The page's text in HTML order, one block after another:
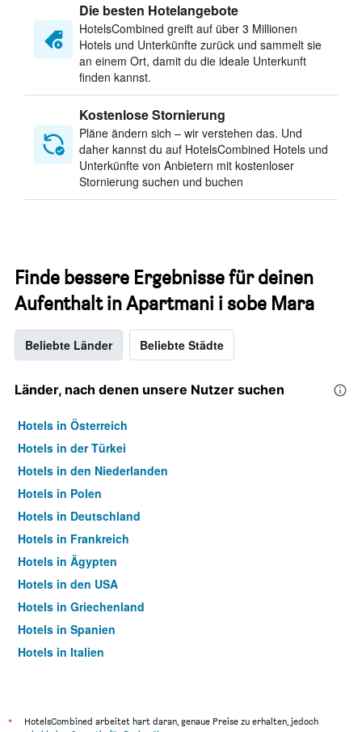
Die besten Hotelangebote
HotelsCombined greift auf über 3 Millionen
Hotels und Unterkünfte zurück und sammelt sie
an einem Ort, damit du die ideale Unterkunft
finden kannst.
Kostenlose Stornierung
Pläne ändern sich – wir verstehen das. Und
daher kannst du auf HotelsCombined Hotels und
Unterkünfte von Anbietern mit kostenloser
Stornierung suchen und buchen
Finde bessere Ergebnisse für deinen
Aufenthalt in Apartmani i sobe Mara
Beliebte Länder Beliebte Städte
Länder, nach denen unsere Nutzer suchen
Hotels in Österreich
Hotels in der Türkei
Hotels in den Niederlanden
Hotels in Polen
Hotels in Deutschland
Hotels in Frankreich
Hotels in Ägypten
Hotels in den USA
Hotels in Griechenland
Hotels in Spanien
Hotels in Italien
*
HotelsCombined arbeitet hart daran, genaue Preise zu erhalten, jedoch